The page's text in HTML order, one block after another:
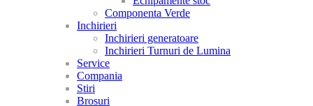
Componenta Verde
Inchirieri
Inchirieri generatoare
Inchirieri Turnuri de Lumina
Service
Compania
Stiri
Brosuri